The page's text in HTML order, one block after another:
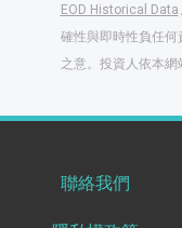
EOD Historical Data
確性與即時性負任
之意。投資人依本
聯絡我們